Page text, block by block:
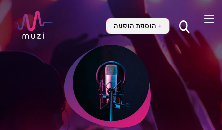
+ הוספת הופעה